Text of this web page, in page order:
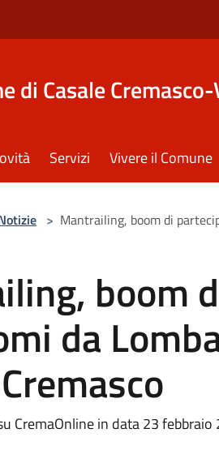
di Casale
Servizi Vivere il Comune
> Mantrailing, boom di
boom
da
CremaOnline in data 23 febbraio